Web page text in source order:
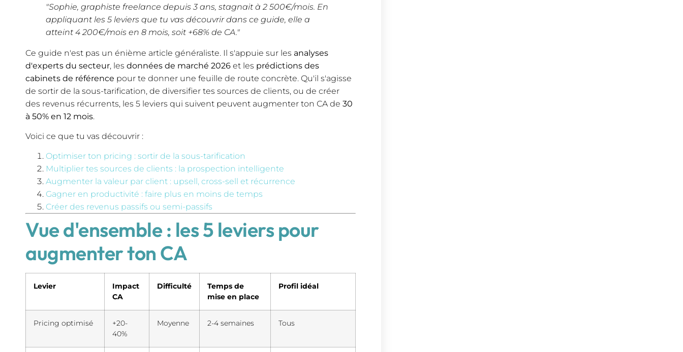
"Sophie, graphiste freelance depuis 3 ans, stagnait à 2 500€/mois. En
appliquant les 5 leviers que tu vas découvrir dans ce guide, elle a
atteint 4 200€/mois en 8 mois, soit +68% de CA."
Ce guide n'est pas un énième article généraliste. Il s'appuie sur les analyses
d'experts du secteur, les données de marché 2026 et les prédictions des
cabinets de référence pour te donner une feuille de route concrète. Qu'il s'agisse
de sortir de la sous-tarification, de diversifier tes sources de clients, ou de créer
des revenus récurrents, les 5 leviers qui suivent peuvent augmenter ton CA de 30
à 50% en 12 mois.
Voici ce que tu vas découvrir :
Optimiser ton pricing : sortir de la sous-tarification
Multiplier tes sources de clients : la prospection intelligente
Augmenter la valeur par client : upsell, cross-sell et récurrence
Gagner en productivité : faire plus en moins de temps
Créer des revenus passifs ou semi-passifs
Vue d'ensemble : les 5 leviers pour
augmenter ton CA
Levier
Impact
CA
Difficulté
Temps de
mise en place
Profil idéal
Pricing optimisé
+20-
40%
Moyenne 2-4 semaines Tous